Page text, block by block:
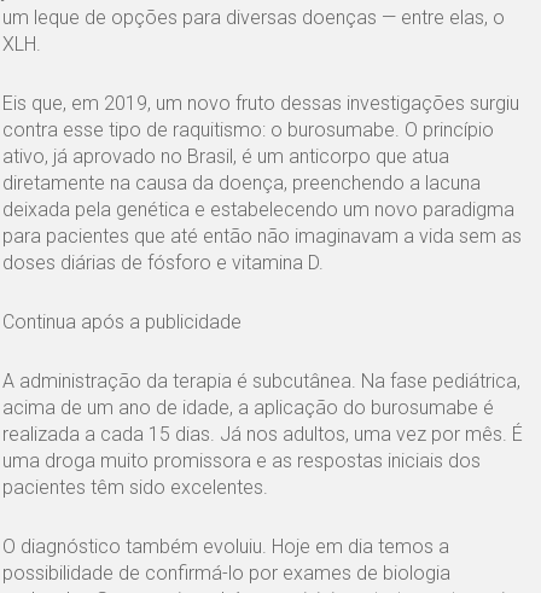
um leque de opções para diversas doenças — entre elas, o
XLH.
Eis que, em 2019, um novo fruto dessas investigações surgiu
contra esse tipo de raquitismo: o burosumabe. O princípio
ativo, já aprovado no Brasil, é um anticorpo que atua
diretamente na causa da doença, preenchendo a lacuna
deixada pela genética e estabelecendo um novo paradigma
para pacientes que até então não imaginavam a vida sem as
doses diárias de fósforo e vitamina D.
Continua após a publicidade
A administração da terapia é subcutânea. Na fase pediátrica,
acima de um ano de idade, a aplicação do burosumabe é
realizada a cada 15 dias. Já nos adultos, uma vez por mês. É
uma droga muito promissora e as respostas iniciais dos
pacientes têm sido excelentes.
O diagnóstico também evoluiu. Hoje em dia temos a
possibilidade de confirmá-lo por exames de biologia